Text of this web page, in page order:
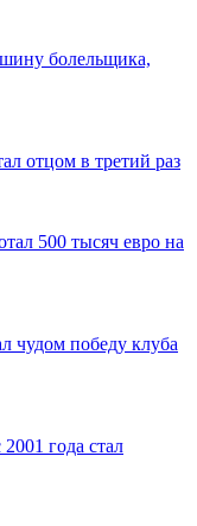
болельщика,
отцом в третий раз
500 тысяч евро на
чудом победу клуба
года стал